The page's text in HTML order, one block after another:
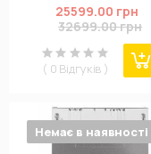
25599.00 грн
32699.00 грн
( 0 Відгуків )
Немає в наявності